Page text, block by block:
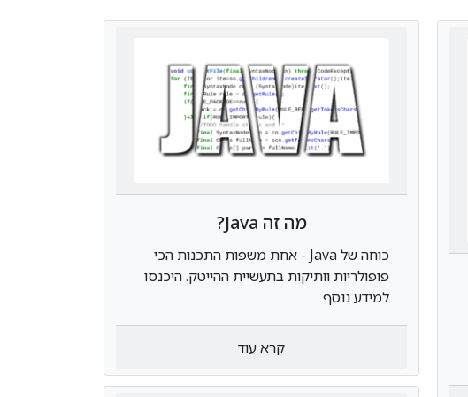
מה זה Java?
כוחה של Java - אחת משפות התכנות הכי
פופולריות וותיקות בתעשיית ההייטק. היכנסו
למידע נוסף
קרא עוד